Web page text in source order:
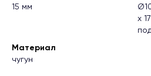
15 мм
х
Материал
чугун